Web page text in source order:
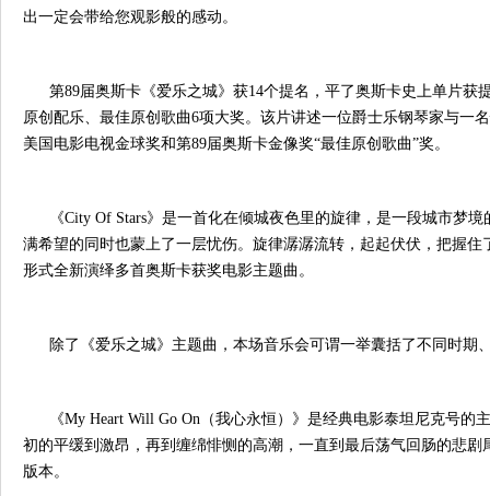
出一定会带给您观影般的感动。
第89届奥斯卡《爱乐之城》获14个提名，平了奥斯卡史上单片获
原创配乐、最佳原创歌曲6项大奖。该片讲述一位爵士乐钢琴家与一
美国电影电视金球奖和第89届奥斯卡金像奖“最佳原创歌曲”奖。
《City Of Stars》是一首化在倾城夜色里的旋律，是一段城市梦境
满希望的同时也蒙上了一层忧伤。旋律潺潺流转，起起伏伏，把握
形式全新演绎多首奥斯卡获奖电影主题曲。
除了《爱乐之城》主题曲，本场音乐会可谓一举囊括了不同时期
《My Heart Will Go On（我心永恒）》是经典电影泰坦尼克号的
初的平缓到激昂，再到缠绵悱恻的高潮，一直到最后荡气回肠的悲
版本。